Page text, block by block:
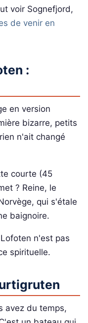
voir Sognefjord,
de venir en
:
en version
bizarre, petits
n'ait changé
courte (45
? Reine, le
qui s'étale
baignoire.
n'est pas
spirituelle.
avez du temps,